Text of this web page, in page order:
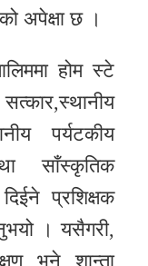
अपेक्षा छ ।
होम स्टे
पर्यटकीय
साँस्कृतिक
प्रशिक्षक
। यसैगरी,
भने शान्ता